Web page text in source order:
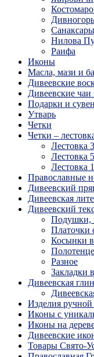
Санаксары
Нилова
Раифа
Иконы
Масла, мази и
Дивеевские
Дивеевские
Подарки и
Утварь
Четки
Четки –
Лестовка
Лестовка
Лестовка
Православные
Дивеевский
Дивеевская
Дивеевский
Подушки,
Платочки
Косынки
Разное
Закладки
Дивеевская
Изделия
Иконы с
Иконы на
Дивеевские
Товары Свято-